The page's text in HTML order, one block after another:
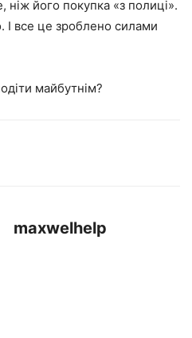
його покупка «з полиці».
І все це зроблено силами
майбутнім?
maxwelhelp